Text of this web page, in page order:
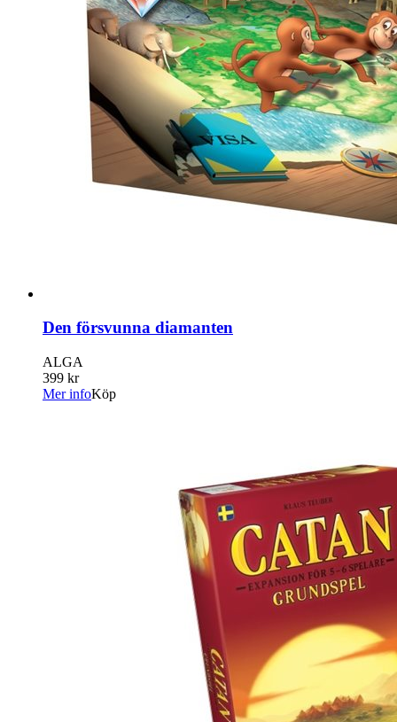
Den försvunna diamanten
ALGA
399 kr
Mer infoKöp